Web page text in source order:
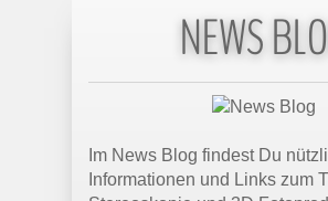
NEWS
Im News Blog findest Du
Informationen und Links zum